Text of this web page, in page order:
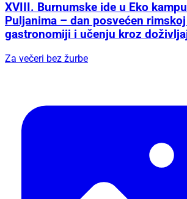
XVIII. Burnumske ide u Eko
Puljanima – dan posvećen
gastronomiji i učenju kroz
Za večeri bez žurbe